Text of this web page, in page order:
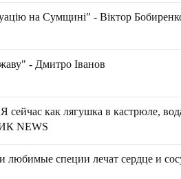
на Сумщині" - Віктор
- Дмитро Іванов
сейчас как лягушка в кастрюле,
NEWS
любимые специи лечат сердце и